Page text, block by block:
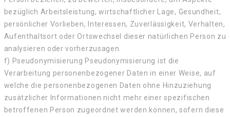
bezüglich Arbeitsleistung, wirtschaftlicher Lage, Gesundheit,
persönlicher Vorlieben, Interessen, Zuverlässigkeit, Verhalten,
Aufenthaltsort oder Ortswechsel dieser natürlichen Person zu
analysieren oder vorherzusagen.
f) Pseudonymisierung Pseudonymisierung ist die
Verarbeitung personenbezogener Daten in einer Weise, auf
welche die personenbezogenen Daten ohne Hinzuziehung
zusätzlicher Informationen nicht mehr einer spezifischen
betroffenen Person zugeordnet werden können, sofern diese